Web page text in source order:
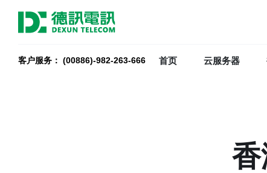
客户服务： (00886)-982-263-666 首页 云服务器